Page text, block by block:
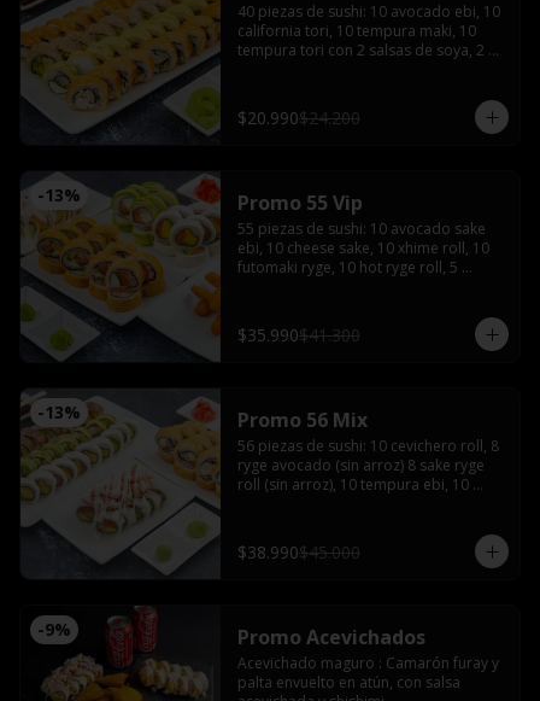
40 piezas de sushi: 10 avocado ebi, 10
california tori, 10 tempura maki, 10
tempura tori con 2 salsas de soya, 2
$20.990$24.200
-13% Promo 55 Vip
55 piezas de sushi: 10 avocado sake
ebi, 10 cheese sake, 10 xhime roll, 10
futomaki ryge, 10 hot ryge roll, 5
jengibre
$35.990$41.300
-13% Promo 56 Mix
56 piezas de sushi: 10 cevichero roll, 8
ryge avocado (sin arroz) 8 sake ryge
roll (sin arroz), 10 tempura ebi, 10
teriyaki, wasabi y jengibre
$38.990$45.000
-9% Promo Acevichados
Acevichado maguro : Camarón furay y
palta envuelto en atún, con salsa